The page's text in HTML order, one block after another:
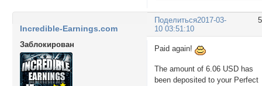
Поделиться2017-03-
10 03:51:10
Incredible-Earnings.com
Заблокирован
Paid again!
The amount of 6.06 USD has
been deposited to your Perfect